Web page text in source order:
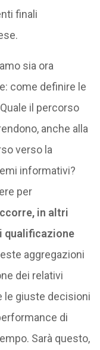
finali
sia ora
come definire le
il percorso
anche alla
verso la
informativi?
per
in altri
qualificazione
aggregazioni
dei relativi
le giuste decisioni
di
Sarà questo,